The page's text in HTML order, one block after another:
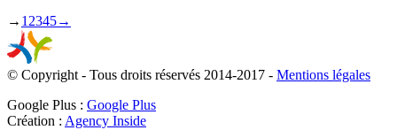
→ 1 2345→
© Copyright - Tous droits réservés 2014-2017 - Mentions légales
Google Plus : Google Plus
Création : Agency Inside